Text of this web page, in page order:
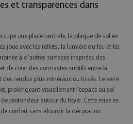
et transparences dans
une place centrale, la plaque de sol en
joue avec les reflets, la lumière du feu et les
à d’autres surfaces inspirées des
de créer des contrastes subtils entre la
rendus plus minéraux ou tissés. Le verre
prolongeant visuellement l’espace au sol
profondeur autour du foyer. Cette mise en
de confort sans alourdir la décoration.